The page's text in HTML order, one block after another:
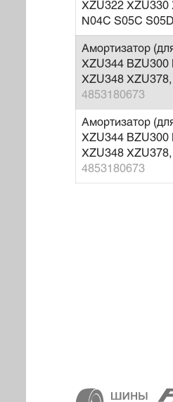
XZU322 XZU330
N04C S05C
Амортизатор
XZU344 BZU300
XZU348
4853180673
Амортизатор
XZU344 BZU300
XZU348
4853180673